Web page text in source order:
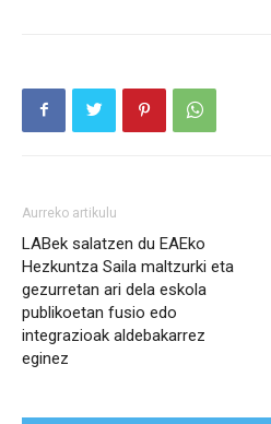
Aurreko artikulu
LABek salatzen du EAEko
Hezkuntza Saila maltzurki eta
gezurretan ari dela eskola
publikoetan fusio edo
integrazioak aldebakarrez
eginez